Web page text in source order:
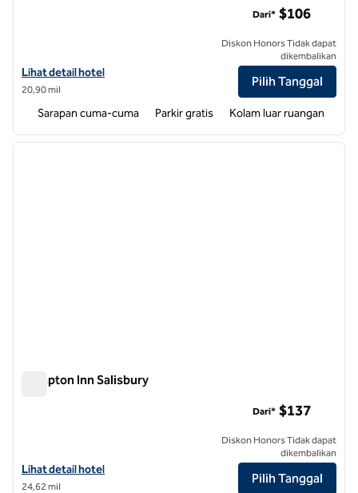
Lihat detail hotel untuk Hampton Inn Charlotte-North/Lake Norman
Lihat detail hotel
20,90 mil
Dari* $106
Diskon Honors Tidak dapat
dikembalikan
Pilih Tanggal
Sarapan cuma-cuma Parkir gratis Kolam luar ruangan
1 dari 12
Hampton Inn Salisbury
Lihat detail hotel untuk Hampton Inn Salisbury
Lihat detail hotel
24,62 mil
Dari* $137
Diskon Honors Tidak dapat
dikembalikan
Pilih Tanggal